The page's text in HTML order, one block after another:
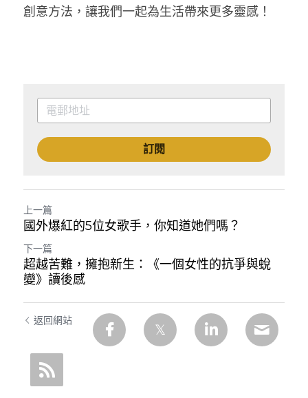
創意方法，讓我們一起為生活帶來更多靈感！
訂閱
上一篇
國外爆紅的5位女歌手，你知道她們嗎？
下一篇
超越苦難，擁抱新生：《一個女性的抗爭與蛻
變》讀後感
返回網站